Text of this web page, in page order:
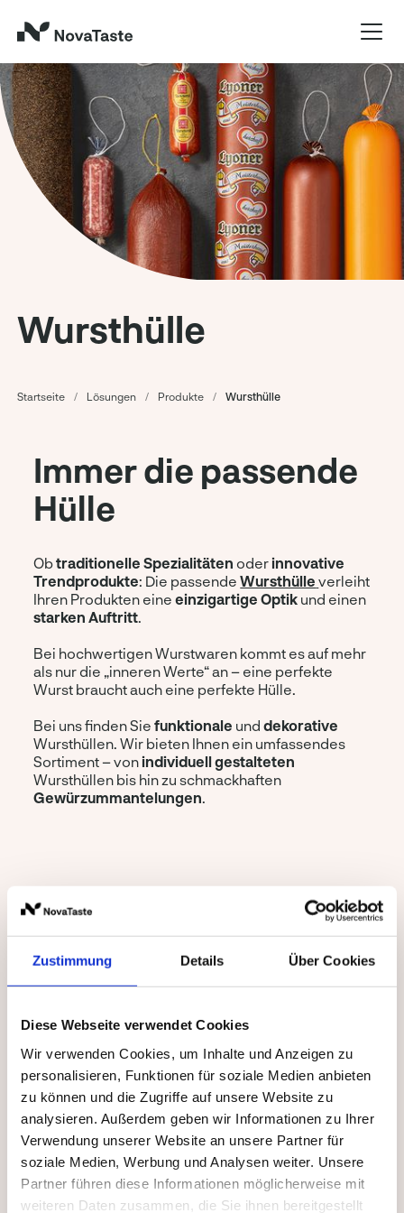
Zustimmung Details Über Cookies
Diese Webseite verwendet Cookies
Wir verwenden Cookies, um Inhalte und Anzeigen zu
personalisieren, Funktionen für soziale Medien anbieten
zu können und die Zugriffe auf unsere Website zu
analysieren. Außerdem geben wir Informationen zu Ihrer
Verwendung unserer Website an unsere Partner für
soziale Medien, Werbung und Analysen weiter. Unsere
Partner führen diese Informationen möglicherweise mit
weiteren Daten zusammen, die Sie ihnen bereitgestellt
Wursthülle
Startseite / Lösungen / Produkte / Wursthülle
Immer die passende
Hülle
Obtraditionelle Spezialitäten oder innovative
Trendprodukte: Die passendeWursthülle verleiht
Ihren Produkten eineeinzigartige Optik und einen
starken Auftritt
Bei hochwertigen Wurstwaren kommt es auf mehr
als nur die „inneren Werte“ an – eine perfekte
Wurst braucht auch eine perfekte Hülle.
Bei uns finden Siefunktionale unddekorative
Wursthüllen. Wir bieten Ihnen ein umfassendes
Sortiment – von individuell gestalteten
Wursthüllen bis hin zu schmackhaften
Gewürzummantelungen
Deco Quick
DieDeco Quick
Gewürzummantelungen
Brühwurst über Kochpökelwaren, Rohwurst,
vegetarischen und veganen Produkten.
Kräuter und Gewürze in Topqualität werden
einfach, schnell und sauberaufgetragen. Das
klappt nicht nur spielend leicht, sondern auch
zuverlässigundgelingsicher.
Das Ergebnis ist unübertroffen gut – jede einzelne
Scheibe des jeweiligen Produktes ist
und vollständig mit Gewürzen bedeckt.